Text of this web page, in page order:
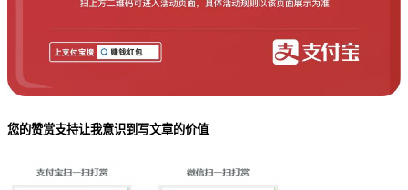
您的赞赏支持让我意识到写文章的价值